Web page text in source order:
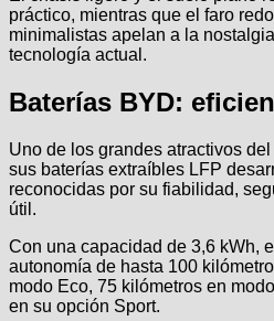
práctico, mientras que el faro
minimalistas apelan a la
tecnología actual.
Baterías BYD:
Uno de los grandes atractivos
sus baterías extraíbles LFP
reconocidas por su fiabilidad,
útil.
Con una capacidad de 3,6 kWh,
autonomía de hasta 100
modo Eco, 75 kilómetros en
en su opción Sport.